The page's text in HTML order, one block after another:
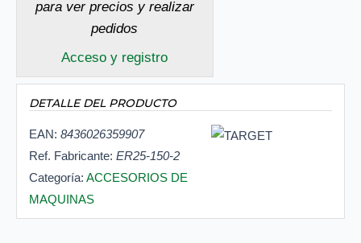
para ver precios y realizar
pedidos
Acceso y registro
DETALLE DEL PRODUCTO
EAN: 8436026359907
Ref. Fabricante: ER25-150-2
Categoría: ACCESORIOS DE
MAQUINAS